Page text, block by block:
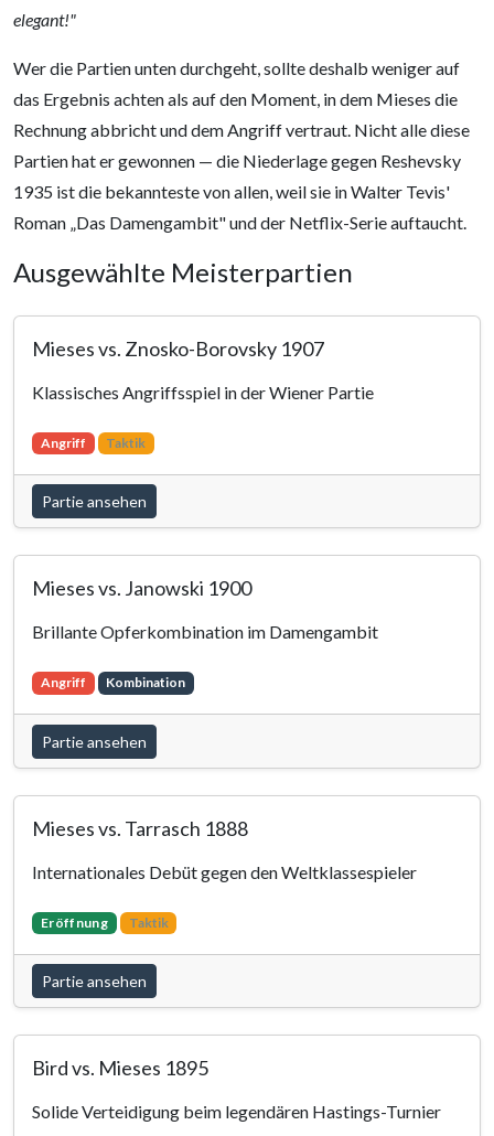
elegant!"
Wer die Partien unten durchgeht, sollte deshalb weniger auf
das Ergebnis achten als auf den Moment, in dem Mieses die
Rechnung abbricht und dem Angriff vertraut. Nicht alle diese
Partien hat er gewonnen — die Niederlage gegen Reshevsky
1935 ist die bekannteste von allen, weil sie in Walter Tevis'
Roman „Das Damengambit" und der Netflix-Serie auftaucht.
Ausgewählte Meisterpartien
Mieses vs. Znosko-Borovsky 1907
Klassisches Angriffsspiel in der Wiener Partie
Angriff Taktik
Partie ansehen
Mieses vs. Janowski 1900
Brillante Opferkombination im Damengambit
Angriff Kombination
Partie ansehen
Mieses vs. Tarrasch 1888
Internationales Debüt gegen den Weltklassespieler
Eröffnung Taktik
Partie ansehen
Bird vs. Mieses 1895
Solide Verteidigung beim legendären Hastings-Turnier